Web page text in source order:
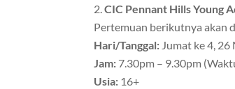
CIC Pennant Hills Young
Pertemuan berikutnya akan
Hari/Tanggal: Jumat ke 4,
Jam: 7.30pm – 9.30pm
Usia: 16+